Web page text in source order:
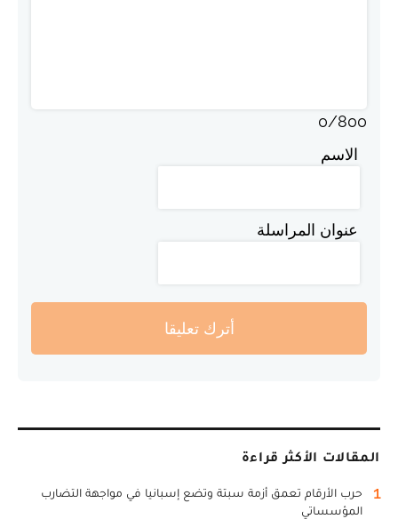
0/800
الاسم
عنوان المراسلة
أترك تعليقا
المقالات الأكثر قراءة
1
حرب الأرقام تعمق أزمة سبتة وتضع إسبانيا في مواجهة التضارب
المؤسساتي